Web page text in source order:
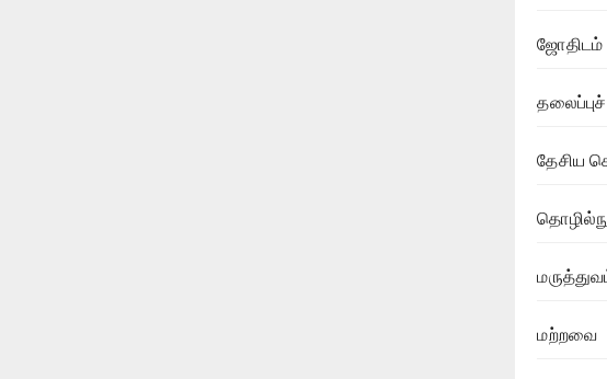
ஜோதிடம்
தேசிய
மற்றவை